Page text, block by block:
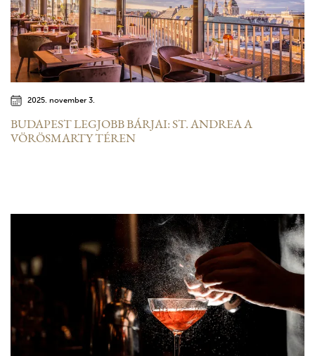
2025. november 3.
BUDAPEST LEGJOBB BÁRJAI: ST. ANDREA A
VÖRÖSMARTY TÉREN